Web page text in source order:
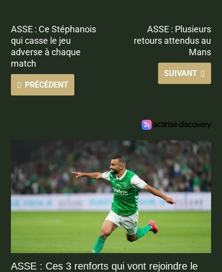
ASSE : Ce Stéphanois
qui casse le jeu
adverse à chaque
match
PRÉCÉDENT
ASSE : Plusieurs
retours attendus au
Mans
SUIVANT
ASSE : Ces 3 renforts qui vont rejoindre le